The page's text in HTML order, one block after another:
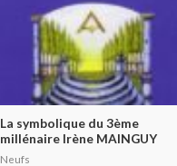
La symbolique du 3ème
millénaire Irène MAINGUY
Neufs